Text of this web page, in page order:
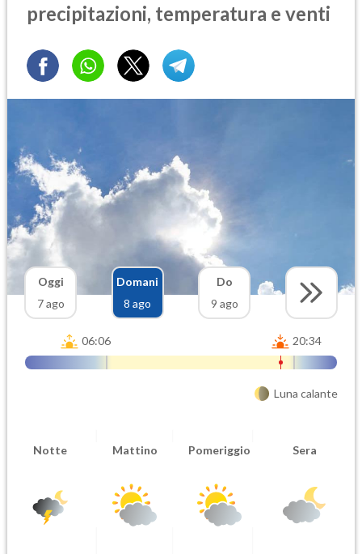
precipitazioni, temperatura e venti
Oggi
7 ago
Domani
8 ago
Do
9 ago
06:06 20:34
Luna calante
Notte Mattino Pomeriggio Sera